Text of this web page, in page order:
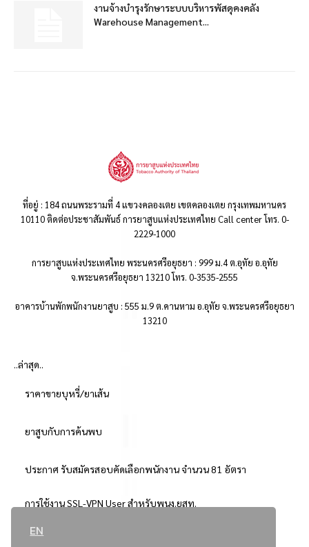
EN
งานจ้างบำรุงรักษาระบบบริหารพัสดุคงคลัง
Warehouse Management...
ที่อยู่ : 184 ถนนพระรามที่ 4 แขวงคลองเตย เขตคลองเตย กรุงเทพมหานคร
10110 ติดต่อประชาสัมพันธ์ การยาสูบแห่งประเทศไทย Call center โทร. 0-
2229-1000
การยาสูบแห่งประเทศไทย พระนครศรีอยุธยา : 999 ม.4 ต.อุทัย อ.อุทัย
จ.พระนครศรีอยุธยา 13210 โทร. 0-3535-2555
อาคารบ้านพักพนักงานยาสูบ : 555 ม.9 ต.คานหาม อ.อุทัย จ.พระนครศรีอยุธยา
13210
..ล่าสุด..
ราคาขายบุหรี่/ยาเส้น
ยาสูบกับการค้นพบ
ประกาศ รับสมัครสอบคัดเลือกพนักงาน จำนวน 81 อัตรา
การใช้งาน SSL-VPN User สำหรับพนง.ยสท.
..ยอดนิยม..